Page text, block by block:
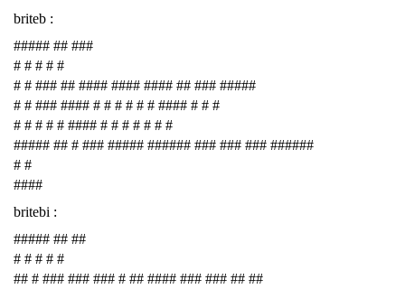
briteb :
##### ## ###
# # # # #
# # ### ## #### #### #### ## ### #####
# # ### #### # # # # # # #### # # #
# # # # # #### # # # # # # #
##### ## # ### ##### ###### ### ### ### ######
# #
####
britebi :
##### ## ##
# # # # #
## # ### ### ### # ## #### ### ### ## ##